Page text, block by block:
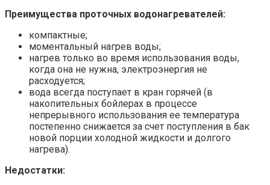
Преимущества проточных водонагревателей:
компактные;
моментальный нагрев воды;
нагрев только во время использования воды,
когда она не нужна, электроэнергия не
расходуется;
вода всегда поступает в кран горячей (в
накопительных бойлерах в процессе
непрерывного использования ее температура
постепенно снижается за счет поступления в бак
новой порции холодной жидкости и долгого
нагрева).
Недостатки: